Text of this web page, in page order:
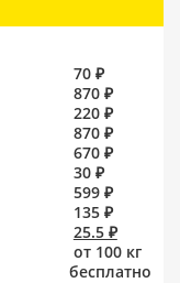
70 ₽
870 ₽
220 ₽
870 ₽
670 ₽
30 ₽
599 ₽
135 ₽
25.5 ₽
от 100 кг
бесплатно